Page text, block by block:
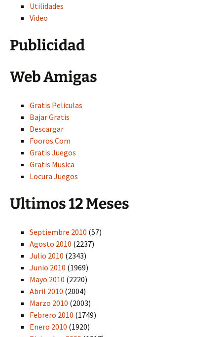
Utilidades
Video
Publicidad
Web Amigas
Gratis Peliculas
Bajar Gratis
Descargar
Fooros.Com
Gratis Juegos
Gratis Musica
Locura Juegos
Ultimos 12 Meses
Septiembre 2010 (57)
Agosto 2010 (2237)
Julio 2010 (2343)
Junio 2010 (1969)
Mayo 2010 (2220)
Abril 2010 (2004)
Marzo 2010 (2003)
Febrero 2010 (1749)
Enero 2010 (1920)